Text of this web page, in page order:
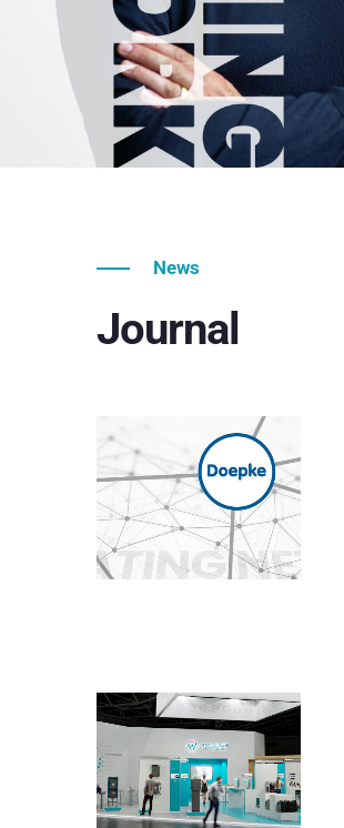
News
Journal